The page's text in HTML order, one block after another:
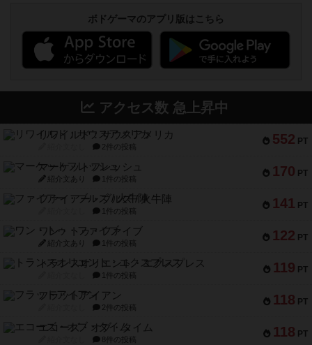
ボドゲーマのアプリ版はこちら
アクセス数 急上昇中
552 PT
リワイルド：サウスアメリカ
2件の投稿
170 PT
マーケットフレッシュ
紹介文あり 1件の投稿
141 PT
ファイアー・ブルズ / 火牛陣
1件の投稿
122 PT
ワン・トゥ・ファイブ
紹介文あり 1件の投稿
119 PT
トランスオリエント・エクスプレス
1件の投稿
118 PT
フラットアイアン
2件の投稿
118 PT
エコーズ・オブ・タイム
8件の投稿